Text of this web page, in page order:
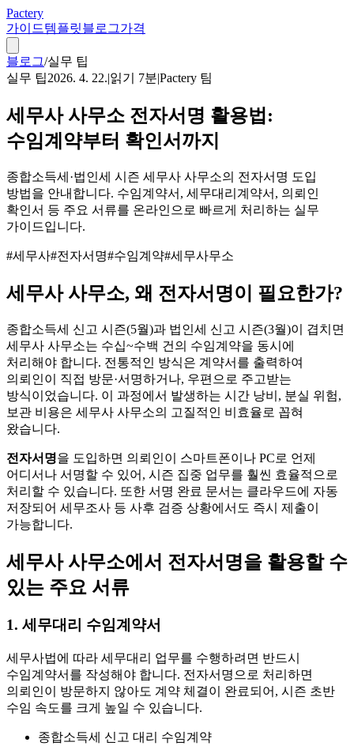
Pactery
가이드템플릿블로그가격
블로그/실무 팁
실무 팁2026. 4. 22.|읽기 7분|Pactery 팀
세무사 사무소 전자서명 활용법:
수임계약부터 확인서까지
종합소득세·법인세 시즌 세무사 사무소의 전자서명 도입
방법을 안내합니다. 수임계약서, 세무대리계약서, 의뢰인
확인서 등 주요 서류를 온라인으로 빠르게 처리하는 실무
가이드입니다.
#세무사#전자서명#수임계약#세무사무소
세무사 사무소, 왜 전자서명이 필요한가?
종합소득세 신고 시즌(5월)과 법인세 신고 시즌(3월)이 겹치면
세무사 사무소는 수십~수백 건의 수임계약을 동시에
처리해야 합니다. 전통적인 방식은 계약서를 출력하여
의뢰인이 직접 방문·서명하거나, 우편으로 주고받는
방식이었습니다. 이 과정에서 발생하는 시간 낭비, 분실 위험,
보관 비용은 세무사 사무소의 고질적인 비효율로 꼽혀
왔습니다.
전자서명을 도입하면 의뢰인이 스마트폰이나 PC로 언제
어디서나 서명할 수 있어, 시즌 집중 업무를 훨씬 효율적으로
처리할 수 있습니다. 또한 서명 완료 문서는 클라우드에 자동
저장되어 세무조사 등 사후 검증 상황에서도 즉시 제출이
가능합니다.
세무사 사무소에서 전자서명을 활용할 수
있는 주요 서류
1. 세무대리 수임계약서
세무사법에 따라 세무대리 업무를 수행하려면 반드시
수임계약서를 작성해야 합니다. 전자서명으로 처리하면
의뢰인이 방문하지 않아도 계약 체결이 완료되어, 시즌 초반
수임 속도를 크게 높일 수 있습니다.
종합소득세 신고 대리 수임계약